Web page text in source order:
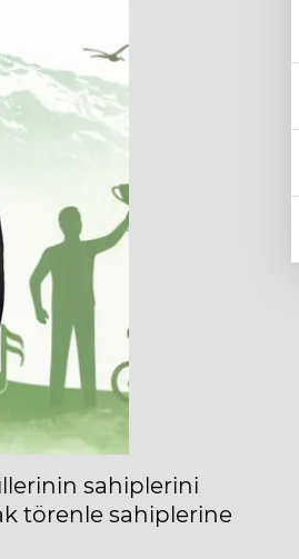
sahiplerini
törenle sahiplerine